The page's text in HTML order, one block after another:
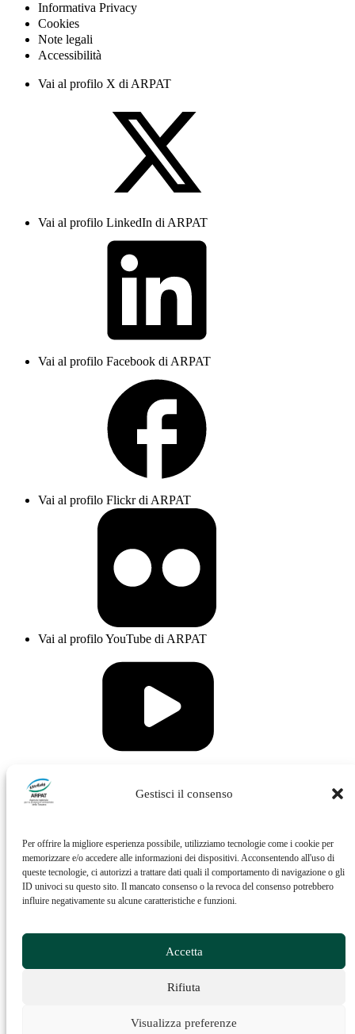
Gestisci il consenso
Per offrire la migliore esperienza possibile, utilizziamo tecnologie come i cookie per
memorizzare e/o accedere alle informazioni dei dispositivi. Acconsentendo all'uso di
queste tecnologie, ci autorizzi a trattare dati quali il comportamento di navigazione o gli
ID univoci su questo sito. Il mancato consenso o la revoca del consenso potrebbero
influire negativamente su alcune caratteristiche e funzioni.
Accetta
Rifiuta
Visualizza preferenze
Informativa Privacy
Cookies
Note legali
Accessibilità
Vai al profilo X di ARPAT
Vai al profilo LinkedIn di ARPAT
Vai al profilo Facebook di ARPAT
Vai al profilo Flickr di ARPAT
Vai al profilo YouTube di ARPAT
Vai al profilo Issuu di ARPAT